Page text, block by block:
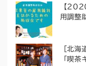
【
用調整
［北
「喫茶